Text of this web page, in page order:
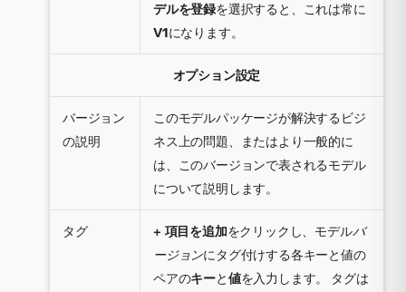
デルを登録を選択すると、これは常に
V1になります。
オプション設定
バージョン
の説明
このモデルパッケージが解決するビジ
ネス上の問題、またはより一般的に
は、このバージョンで表されるモデル
について説明します。
タグ + 項目を追加をクリックし、モデルバ
ージョンにタグ付けする各キーと値の
ペアのキーと値を入力します。 タグは